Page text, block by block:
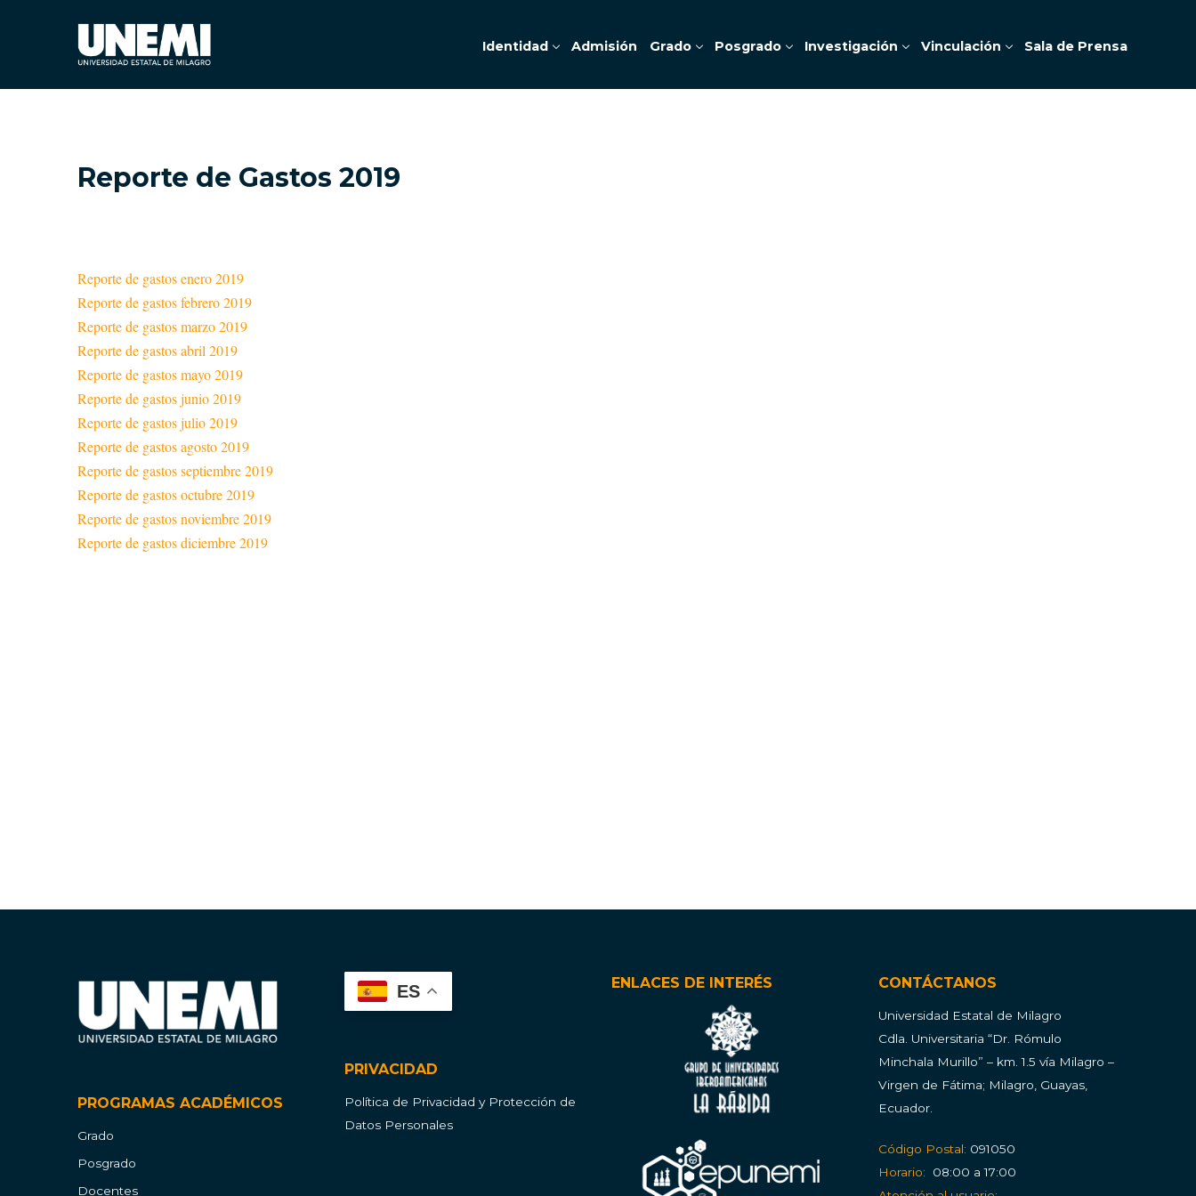
Identidad Admisión Grado Posgrado Investigación Vinculación Sala de Prensa
Reporte de Gastos 2019
Reporte de gastos enero 2019
Reporte de gastos febrero 2019
Reporte de gastos marzo 2019
Reporte de gastos abril 2019
Reporte de gastos mayo 2019
Reporte de gastos junio 2019
Reporte de gastos julio 2019
Reporte de gastos agosto 2019
Reporte de gastos septiembre 2019
Reporte de gastos octubre 2019
Reporte de gastos noviembre 2019
Reporte de gastos diciembre 2019
PROGRAMAS ACADÉMICOS
Grado
Posgrado
Docentes
ES
PRIVACIDAD
Política de Privacidad y Protección de
Datos Personales
ENLACES DE INTERÉS CONTÁCTANOS
Universidad Estatal de Milagro
Cdla. Universitaria “Dr. Rómulo
Minchala Murillo” – km. 1.5 vía Milagro –
Virgen de Fátima; Milagro, Guayas,
Ecuador.
Código Postal: 091050
Horario:
08:00 a 17:00